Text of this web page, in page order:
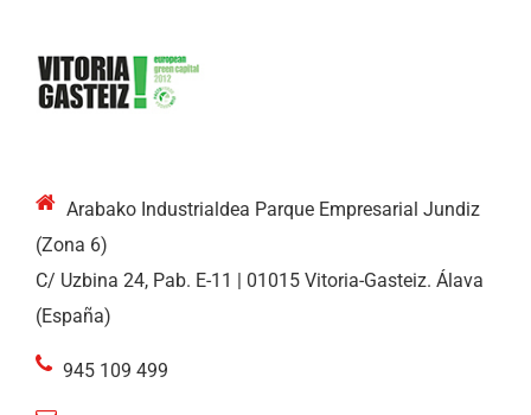
Arabako Industrialdea Parque Empresarial Jundiz
(Zona 6)
C/ Uzbina 24, Pab. E-11 | 01015 Vitoria-Gasteiz. Álava
(España)
945 109 499